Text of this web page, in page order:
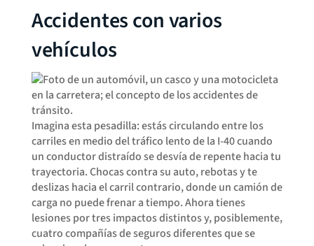
Accidentes con varios
vehículos
Imagina esta pesadilla: estás circulando entre los
carriles en medio del tráfico lento de la I-40 cuando
un conductor distraído se desvía de repente hacia tu
trayectoria. Chocas contra su auto, rebotas y te
deslizas hacia el carril contrario, donde un camión de
carga no puede frenar a tiempo. Ahora tienes
lesiones por tres impactos distintos y, posiblemente,
cuatro compañías de seguros diferentes que se